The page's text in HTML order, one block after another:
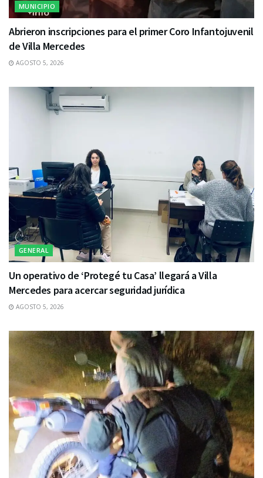
MUNICIPIO
Abrieron inscripciones para el primer Coro Infantojuvenil
de Villa Mercedes
AGOSTO 5, 2026
GENERAL
Un operativo de ‘Protegé tu Casa’ llegará a Villa
Mercedes para acercar seguridad jurídica
AGOSTO 5, 2026